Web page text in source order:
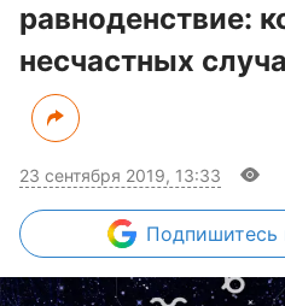
равноденствие:
несчастных
23 сентября 2019, 13:33
Подпишитесь